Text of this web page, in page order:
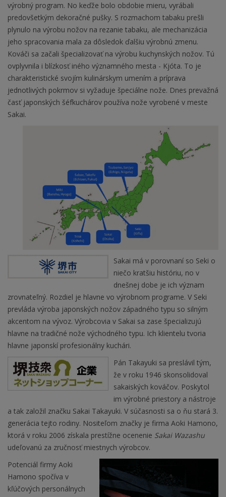
výrobný program. No keďže bolo obdobie mieru, vyrábali
predovšetkým dekoračné pušky. S rozmachom tabaku prešli
plynulo na výrobu nožov na rezanie tabaku, ale mechanizácia
jeho spracovania mala za dôsledok ďalšiu výrobnú zmenu.
Kováči sa začali špecializovať na výrobu kuchynských nožov. Tú
ovplyvnila i blízkosť iného významného mesta - Kjóta. To je
charakteristické svojím kulinárskym umením a príprava
jednotlivých pokrmov si vyžaduje špeciálne nože. Dnes prevažná
časť japonských šéfkuchárov používa nože vyrobené v meste
Sakai.
Sakai má v porovnaní so Seki o
niečo kratšiu históriu, no v
dnešnej dobe je ich význam
zrovnateľný. Rozdiel je hlavne vo výrobnom programe. V Seki
prevláda výroba japonských nožov západného typu so silným
akcentom na vývoz. Výrobcovia v Sakai sa zase špecializujú
hlavne na tradičné nože východného typu. Ich klientelu tvoria
hlavne japonskí profesionálny kuchári.
Pán Takayuki sa preslávil tým,
že v roku 1946 skonsolidoval
sakaiských kováčov. Poskytol
im výrobné priestory a nástroje
a tak založil značku Sakai Takayuki. V súčasnosti sa o ňu stará 3.
generácia tejto rodiny. Nositeľom značky je firma Aoki Hamono,
ktorá v roku 2006 získala prestížne ocenenie Sakai Wazashu
udeľovanú za zručnosť miestnych výrobcov.
Potenciál firmy Aoki
Hamono spočíva v
kľúčových personálnych